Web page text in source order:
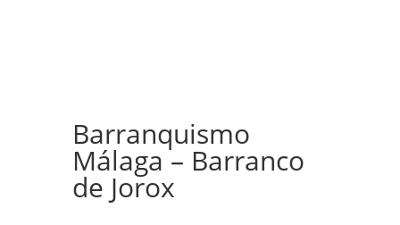
Barranquismo
Málaga – Barranco
de Jorox